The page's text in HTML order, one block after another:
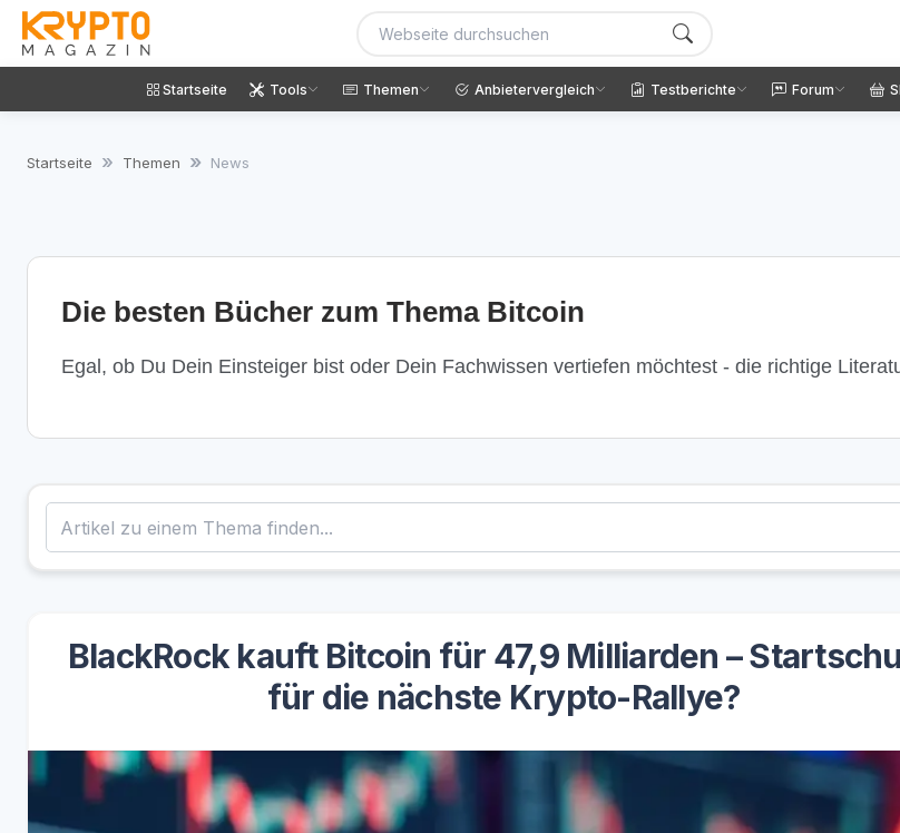
Startseite Tools Themen Anbietervergleich Testberichte Forum
Startseite Themen News
Die besten Bücher zum Thema Bitcoin
Egal, ob Du Dein Einsteiger bist oder Dein Fachwissen vertiefen möchtest - die richtige
BlackRock kauft Bitcoin für 47,9 Milliarden –
für die nächste Krypto-Rallye?